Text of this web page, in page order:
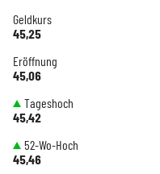
Geldkurs
45,25
Eröffnung
45,06
Tageshoch
45,42
52-Wo-Hoch
45,46